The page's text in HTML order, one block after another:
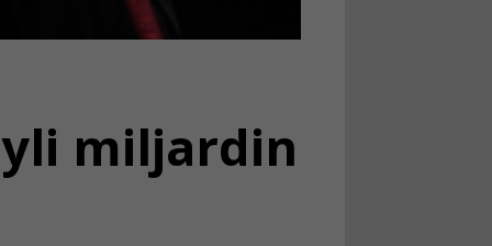
miljardin